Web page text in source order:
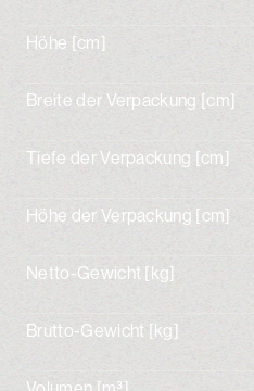
Höhe [cm]
Breite der Verpackung [cm]
Tiefe der Verpackung [cm]
Höhe der Verpackung [cm]
Netto-Gewicht [kg]
Brutto-Gewicht [kg]